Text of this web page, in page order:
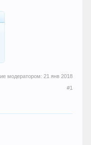
модератором: 21 янв 2018
#1